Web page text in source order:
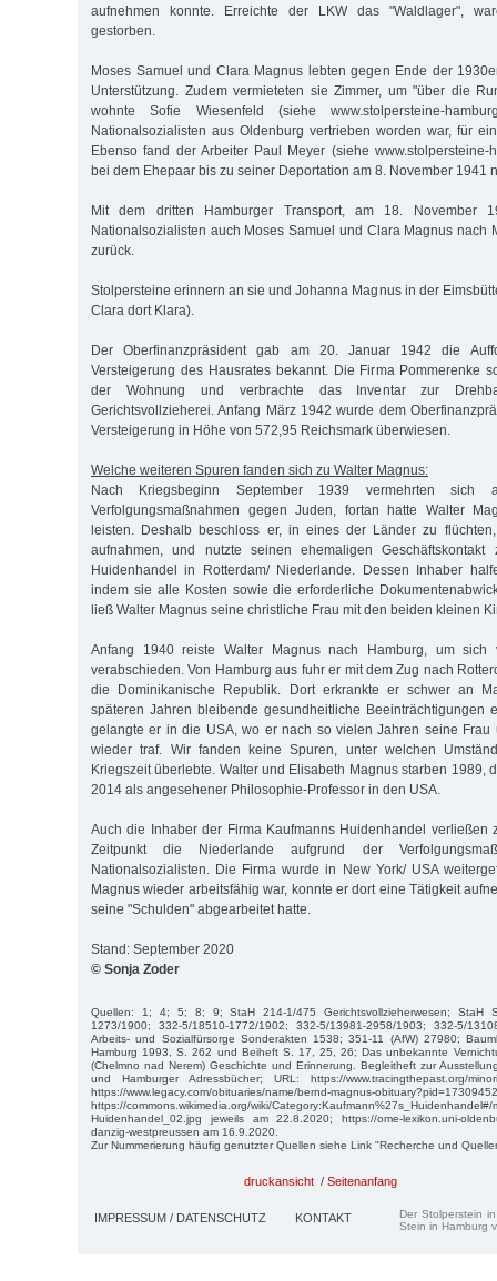
aufnehmen konnte. Erreichte der LKW das "Waldlager",
gestorben.
Moses Samuel und Clara Magnus lebten gegen Ende der
Unterstützung. Zudem vermieteten sie Zimmer, um "über die
wohnte Sofie Wiesenfeld (siehe www.stolpersteine-
Nationalsozialisten aus Oldenburg vertrieben worden war, für
Ebenso fand der Arbeiter Paul Meyer (siehe www.stolpersteine-
bei dem Ehepaar bis zu seiner Deportation am 8. November 1941
Mit dem dritten Hamburger Transport, am 18. November
Nationalsozialisten auch Moses Samuel und Clara Magnus nach
zurück.
Stolpersteine erinnern an sie und Johanna Magnus in der
Clara dort Klara).
Der Oberfinanzpräsident gab am 20. Januar 1942 die
Versteigerung des Hausrates bekannt. Die Firma Pommerenke
der Wohnung und verbrachte das Inventar zur
Gerichtsvollzieherei. Anfang März 1942 wurde dem
Versteigerung in Höhe von 572,95 Reichsmark überwiesen.
Welche weiteren Spuren fanden sich zu Walter Magnus:
Nach Kriegsbeginn September 1939 vermehrten
Verfolgungsmaßnahmen gegen Juden, fortan hatte Walter
leisten. Deshalb beschloss er, in eines der Länder zu
aufnahmen, und nutzte seinen ehemaligen Geschäftskontakt
Huidenhandel in Rotterdam/ Niederlande. Dessen Inhaber
indem sie alle Kosten sowie die erforderliche
ließ Walter Magnus seine christliche Frau mit den beiden kleinen
Anfang 1940 reiste Walter Magnus nach Hamburg, um
verabschieden. Von Hamburg aus fuhr er mit dem Zug nach
die Dominikanische Republik. Dort erkrankte er schwer an
späteren Jahren bleibende gesundheitliche Beeinträchtigungen
gelangte er in die USA, wo er nach so vielen Jahren seine
wieder traf. Wir fanden keine Spuren, unter welchen
Kriegszeit überlebte. Walter und Elisabeth Magnus starben 1989,
2014 als angesehener Philosophie-Professor in den USA.
Auch die Inhaber der Firma Kaufmanns Huidenhandel verließen
Zeitpunkt die Niederlande aufgrund der
Nationalsozialisten. Die Firma wurde in New York/ USA
Magnus wieder arbeitsfähig war, konnte er dort eine Tätigkeit
seine "Schulden" abgearbeitet hatte.
Stand: September 2020
© Sonja Zoder
Quellen: 1; 4; 5; 8; 9; StaH 214-1/475 Gerichtsvollzieherwesen; StaH
1273/1900; 332-5/18510-1772/1902; 332-5/13981-2958/1903; 332-5/
Arbeits- und Sozialfürsorge Sonderakten 1538; 351-11 (AfW) 27980;
Hamburg 1993, S. 262 und Beiheft S. 17, 25, 26; Das unbekannte
(Chelmno nad Nerem) Geschichte und Erinnerung. Begleitheft zur
und Hamburger Adressbücher; URL: https://www.tracingthepast.org/
https://www.legacy.com/obituaries/name/bernd-magnus-
https://commons.wikimedia.org/wiki/
Huidenhandel_02.jpg jeweils am 22.8.2020; https://ome-lexikon.uni-
danzig-westpreussen am 16.9.2020.
Zur Nummerierung häufig genutzter Quellen siehe Link "Recherche und
druckansicht / Seitenanfang
IMPRESSUM / DATENSCHUTZ KONTAKT
Der Stolperstein
Stein in Hamburg